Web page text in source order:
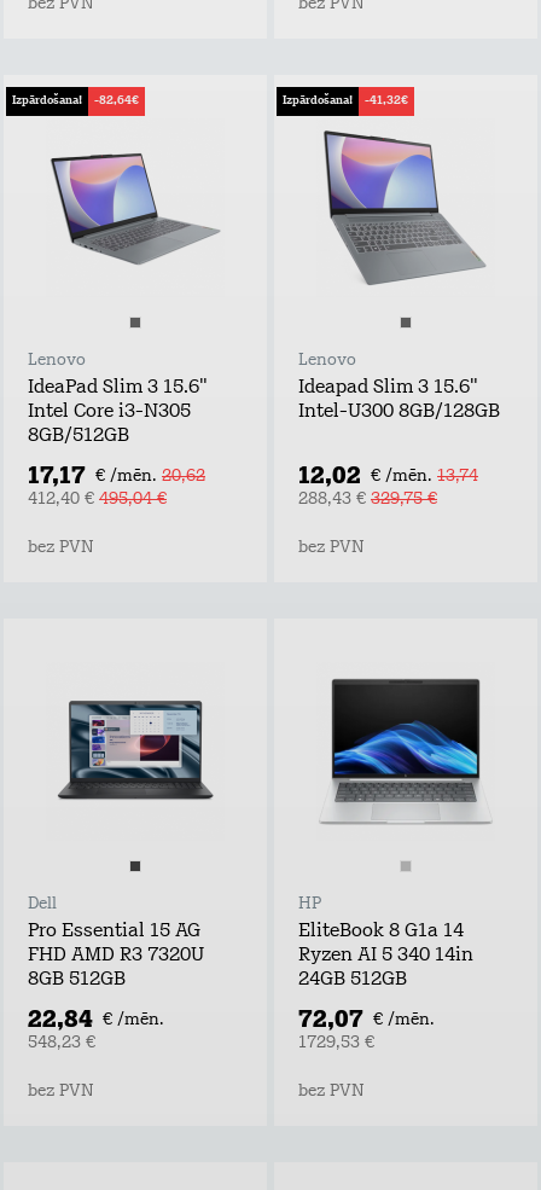
bez PVN bez PVN
Izpārdošana! -82,64€
Lenovo
IdeaPad Slim 3 15.6"
Intel Core i3-N305
8GB/512GB
17,17 € /mēn. 20,62
412,40 € 495,04 €
bez PVN
Izpārdošana! -41,32€
Lenovo
Ideapad Slim 3 15.6"
Intel-U300 8GB/128GB
12,02 € /mēn. 13,74
288,43 € 329,75 €
bez PVN
Dell
Pro Essential 15 AG
FHD AMD R3 7320U
8GB 512GB
22,84 € /mēn.
548,23 €
bez PVN
HP
EliteBook 8 G1a 14
Ryzen AI 5 340 14in
24GB 512GB
72,07 € /mēn.
1729,53 €
bez PVN